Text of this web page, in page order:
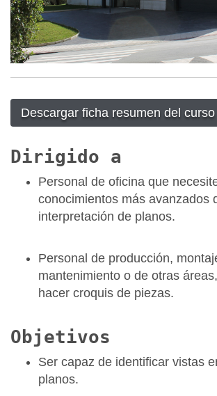
Descargar ficha resumen del
Dirigido a
Personal de oficina que
conocimientos más avanzados
interpretación de planos.
Personal de producción,
mantenimiento o de otras
hacer croquis de piezas.
Objetivos
Ser capaz de identificar vistas
planos.